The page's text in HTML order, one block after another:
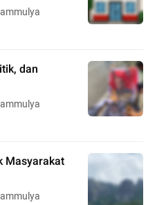
dan
Masyarakat